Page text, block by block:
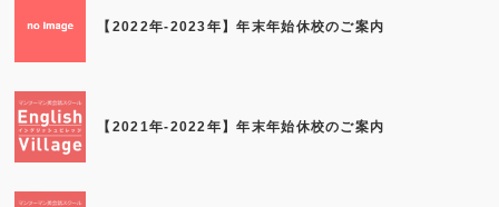
【2022年-2023年】年末年始休校のご案内
【2021年-2022年】年末年始休校のご案内